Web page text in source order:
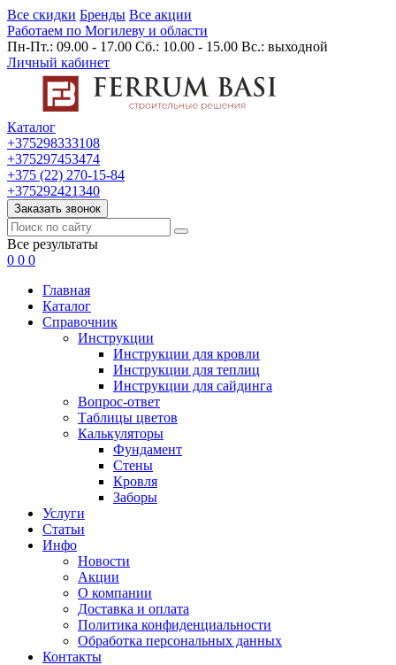
Все скидки Бренды Все акции
Работаем по Могилеву и области
Пн-Пт.: 09.00 - 17.00 Сб.: 10.00 - 15.00 Вс.: выходной
Личный кабинет
Каталог
+375298333108
+375297453474
+375 (22) 270-15-84
+375292421340
Заказать звонок
Все результаты
0 0 0
Главная
Каталог
Cправочник
Инструкции
Инструкции для кровли
Инструкции для теплиц
Инструкции для сайдинга
Вопрос-ответ
Таблицы цветов
Калькуляторы
Фундамент
Стены
Кровля
Заборы
Услуги
Статьи
Инфо
Новости
Акции
О компании
Доставка и оплата
Политика конфиденциальности
Обработка персональных данных
Контакты